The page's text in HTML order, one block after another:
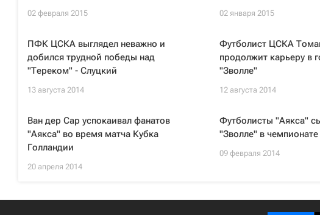
02 февраля 2015 02 января 2015
ПФК ЦСКА выглядел неважно и
добился трудной победы над
"Тереком" - Слуцкий
13 августа 2014
Футболист ЦСКА
продолжит карьеру в
"Зволле"
12 августа 2014
Ван дер Сар успокаивал фанатов
"Аякса" во время матча Кубка
Голландии
20 апреля 2014
Футболисты "Аякса"
"Зволле" в
09 февраля 2014